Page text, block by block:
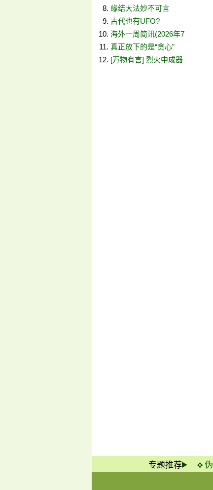
缘结大法妙不可言
古代也有UFO?
海外一周简讯(2026年7
真正放下的是“贪心”
[万物有言] 烈火中成器
专题推荐